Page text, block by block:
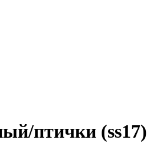
птички (ss17)